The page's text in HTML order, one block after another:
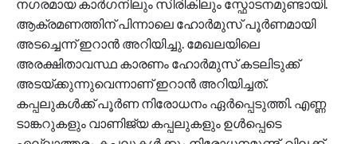
നഗരമായ കാർഗനിലും സിരികിലും സ്ഫോടനമുണ്ടായി.
ആക്രമണത്തിന് പിന്നാലെ ഹോർമുസ് പൂർണമായി
അടച്ചെന്ന് ഇറാൻ അറിയിച്ചു. മേഖലയിലെ
അരക്ഷിതാവസ്ഥ കാരണം ഹോർമുസ് കടലിടുക്ക്
അടയ്ക്കുന്നുവെന്നാണ് ഇറാന്‍ അറിയിച്ചത്.
കപ്പലുകൾക്ക് പൂർണ നിരോധനം ഏർപ്പെടുത്തി. എണ്ണ
ടാങ്കറുകളും വാണിജ്യ കപ്പലുകളും ഉൾപ്പെടെ